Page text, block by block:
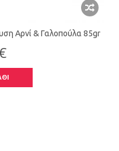
Αρνί & Γαλοπούλα 85gr